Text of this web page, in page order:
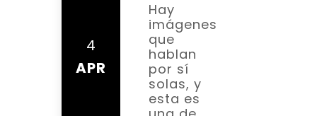
4
APR
Hay
imágenes
que
hablan
por sí
solas, y
esta es